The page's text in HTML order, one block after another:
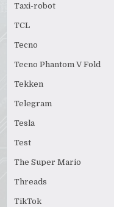
Taxi-robot
TCL
Tecno
Tecno Phantom V Fold
Tekken
Telegram
Tesla
Test
The Super Mario
Threads
TikTok